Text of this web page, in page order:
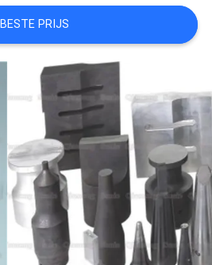
BESTE PRIJS